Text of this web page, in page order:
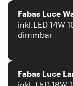
Fabas Luce
inkl.LED 14W
dimmbar
Fabas Luce